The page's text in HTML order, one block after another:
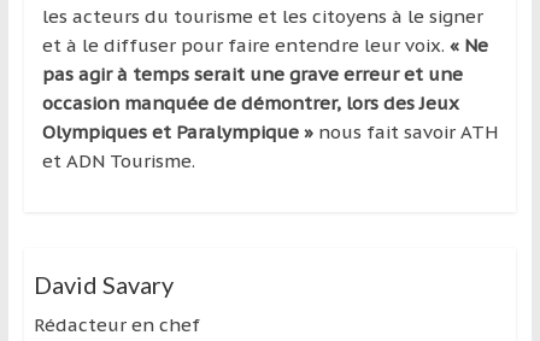
les acteurs du tourisme et les citoyens à le signer
et à le diffuser pour faire entendre leur voix. « Ne
pas agir à temps serait une grave erreur et une
occasion manquée de démontrer, lors des Jeux
Olympiques et Paralympique »nous fait savoir ATH
et ADN Tourisme.
David Savary
Rédacteur en chef